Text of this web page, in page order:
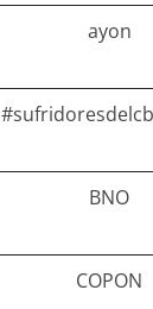
ayon
BNO
COPON